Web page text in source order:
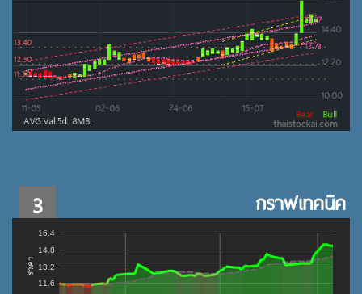
3 กราฟเทคนิค
11.6
13.2
14.8
16.4
ราคา